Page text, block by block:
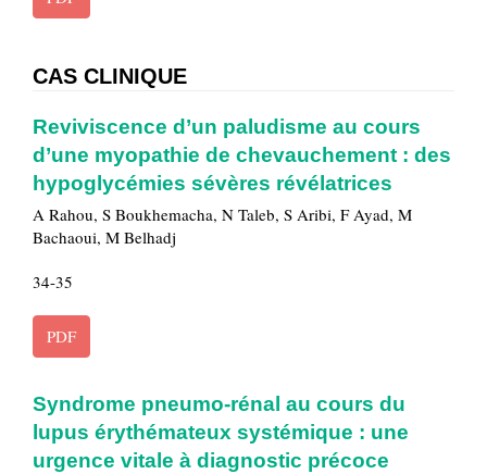
CAS CLINIQUE
Reviviscence d’un paludisme au cours
d’une myopathie de chevauchement : des
hypoglycémies sévères révélatrices
A Rahou, S Boukhemacha, N Taleb, S Aribi, F Ayad, M
Bachaoui, M Belhadj
34-35
PDF
Syndrome pneumo-rénal au cours du
lupus érythémateux systémique : une
urgence vitale à diagnostic précoce